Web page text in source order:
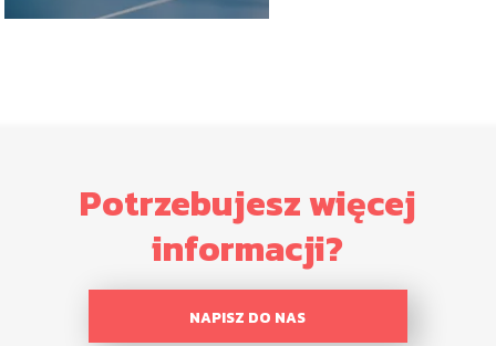
Potrzebujesz więcej
informacji?
NAPISZ DO NAS